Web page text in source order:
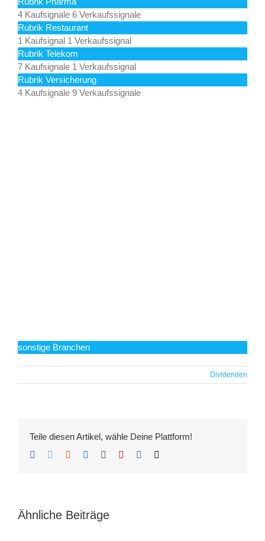
4 Kaufsignale 6 Verkaufssignale
Rubrik Restaurant
1 Kaufsignal 1 Verkaufssignal
Rubrik Telekom
7 Kaufsignale 1 Verkaufssignal
Rubrik Versicherung
4 Kaufsignale 9 Verkaufssignale
sonstige Branchen
Dividenden
Teile diesen Artikel, wähle Deine Plattform!
Facebook
TwitterReddit LinkedIn
TumblrPinterest
Ähnliche Beiträge